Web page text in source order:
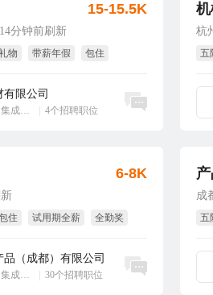
14分钟前刷新
物 带薪年假 包住
限公司
电子技术、半导体、集成电路 4个招聘职位
15-15.5K
杭
五
住 试用期全薪
全勤奖
（成都）有限公司
电子技术、半导体、集成电路 30个招聘职位
6-8K
成
五